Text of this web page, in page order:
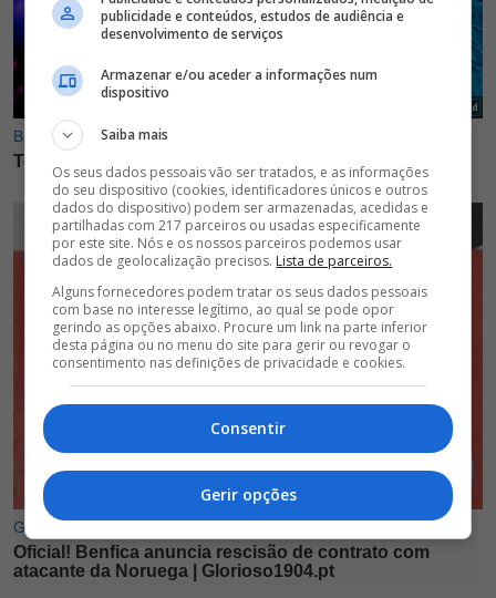
publicidade e conteúdos, estudos de audiência e
desenvolvimento de serviços
Armazenar e/ou aceder a informações num
dispositivo
Saiba mais
Os seus dados pessoais vão ser tratados, e as informações
do seu dispositivo (cookies, identificadores únicos e outros
dados do dispositivo) podem ser armazenadas, acedidas e
partilhadas com 217 parceiros ou usadas especificamente
por este site. Nós e os nossos parceiros podemos usar
dados de geolocalização precisos. Lista de parceiros.
Alguns fornecedores podem tratar os seus dados pessoais
com base no interesse legítimo, ao qual se pode opor
gerindo as opções abaixo. Procure um link na parte inferior
desta página ou no menu do site para gerir ou revogar o
consentimento nas definições de privacidade e cookies.
Consentir
Gerir opções